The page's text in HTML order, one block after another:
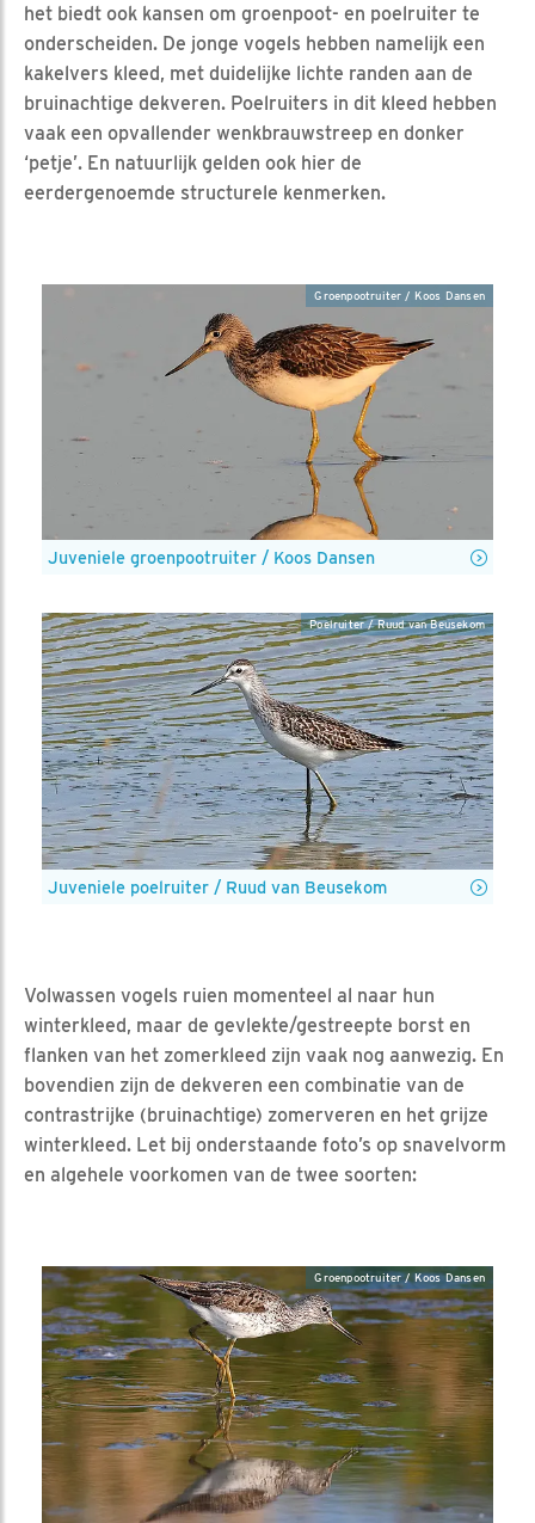
het biedt ook kansen om groenpoot- en poelruiter te
onderscheiden. De jonge vogels hebben namelijk een
kakelvers kleed, met duidelijke lichte randen aan de
bruinachtige dekveren. Poelruiters in dit kleed hebben
vaak een opvallender wenkbrauwstreep en donker
‘petje’. En natuurlijk gelden ook hier de
eerdergenoemde structurele kenmerken.
Juveniele groenpootruiter / Koos Dansen
Groenpootruiter / Koos Dansen
Juveniele poelruiter / Ruud van Beusekom
Poelruiter / Ruud van Beusekom
Volwassen vogels ruien momenteel al naar hun
winterkleed, maar de gevlekte/gestreepte borst en
flanken van het zomerkleed zijn vaak nog aanwezig. En
bovendien zijn de dekveren een combinatie van de
contrastrijke (bruinachtige) zomerveren en het grijze
winterkleed. Let bij onderstaande foto’s op snavelvorm
en algehele voorkomen van de twee soorten:
Groenpootruiter / Koos Dansen